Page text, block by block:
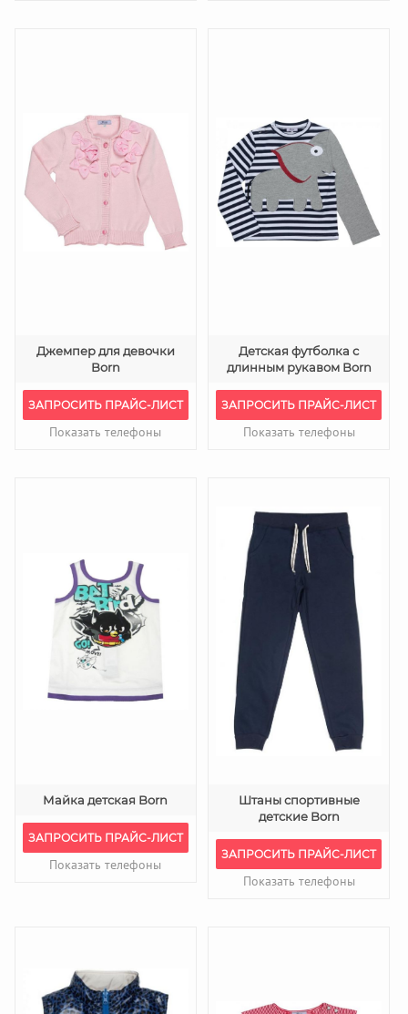
Джемпер для девочки
Born
ЗАПРОСИТЬ ПРАЙС-ЛИСТ
Показать телефоны
Детская футболка с
длинным рукавом Born
ЗАПРОСИТЬ ПРАЙС-ЛИСТ
Показать телефоны
Майка детская Born
ЗАПРОСИТЬ ПРАЙС-ЛИСТ
Показать телефоны
Штаны спортивные
детские Born
ЗАПРОСИТЬ ПРАЙС-ЛИСТ
Показать телефоны